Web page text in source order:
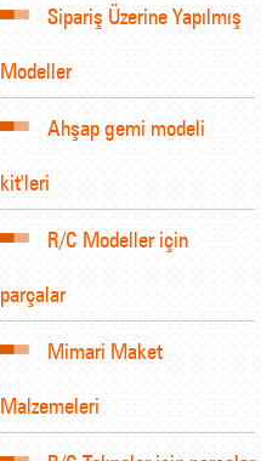
Sipariş Üzerine Yapılmış
Modeller
Ahşap gemi modeli
kit'leri
R/C Modeller için
parçalar
Mimari Maket
Malzemeleri